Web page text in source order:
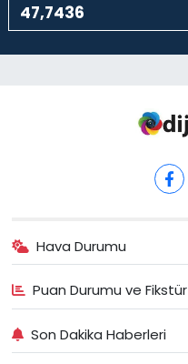
Hava Durumu
Puan Durumu ve Fikstür
Son Dakika Haberleri